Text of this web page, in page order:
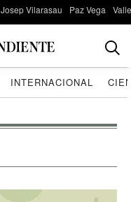
Josep Vilarasau Paz Vega
INTERNACIONAL